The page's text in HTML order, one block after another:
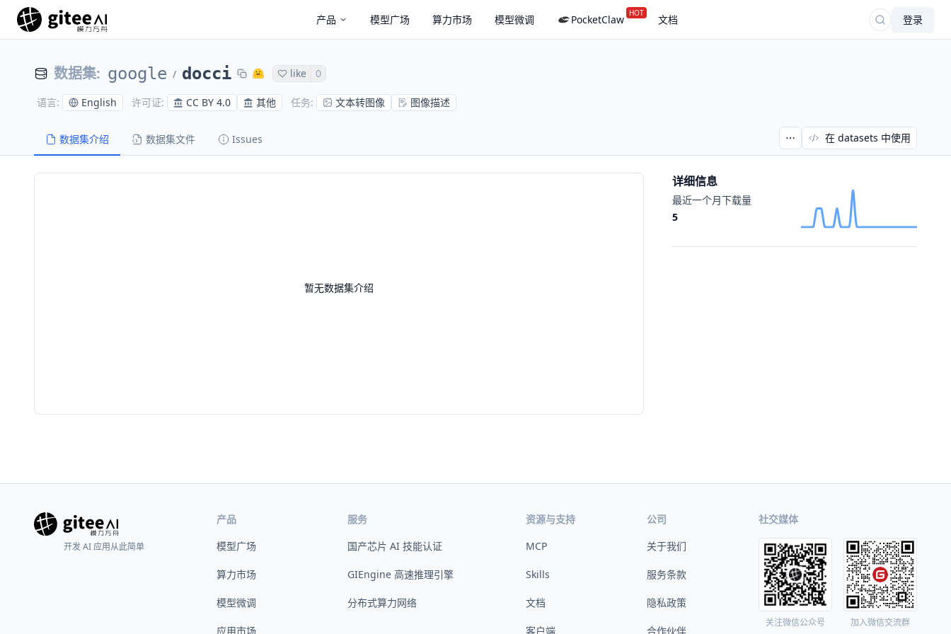
产品 模型广场 算力市场 模型微调 PocketClaw HOT 文档 登录
数据集: google / docci like 0
语言: English 许可证: CC BY 4.0 其他 任务: 文本转图像 图像描述
数据集介绍 数据集文件 Issues 在 datasets 中使用
暂无数据集介绍
详细信息
最近一个月下载量
5
开发 AI 应用从此简单
产品
模型广场
算力市场
模型微调
应用市场
服务
国产芯片 AI 技能认证
GIEngine 高速推理引擎
分布式算力网络
资源与支持
MCP
Skills
文档
客户端
公司
关于我们
服务条款
隐私政策
合作伙伴
社交媒体
关注微信公众号 加入微信交流群